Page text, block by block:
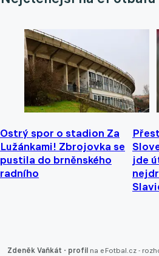
Ostrý spor o stadion Za
Lužánkami! Zbrojovka se
pustila do brněnského
radního
jde
Zdeněk Vaňkát - profil na eFotbal.cz -